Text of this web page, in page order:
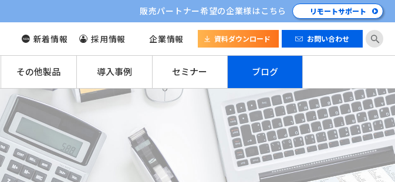
販売パートナー希望の企業様はこちら リモートサポート
新着情報 採用情報 企業情報 資料ダウンロード お問い合わせ
その他製品 導入事例 セミナー ブログ